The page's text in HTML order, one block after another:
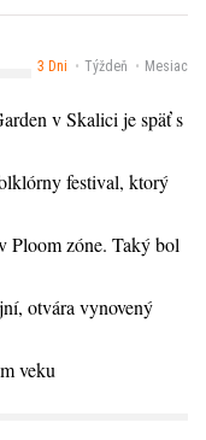
3 Dni Týždeň Mesiac
v Skalici je späť s
festival, ktorý
Ploom zóne. Taký bol
otvára vynovený
veku